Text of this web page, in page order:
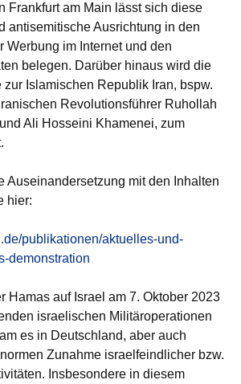
Frankfurt am Main lässt sich diese
antisemitische Ausrichtung in den
Werbung im Internet und den
belegen. Darüber hinaus wird die
Islamischen Republik Iran, bspw.
Revolutionsführer Ruhollah
Ali Hosseini Khamenei, zum
Auseinandersetzung mit den Inhalten
hier:
publikationen/aktuelles-und-
demonstration
Hamas auf Israel am 7. Oktober 2023
israelischen Militäroperationen
es in Deutschland, aber auch
Zunahme israelfeindlicher bzw.
Insbesondere in diesem